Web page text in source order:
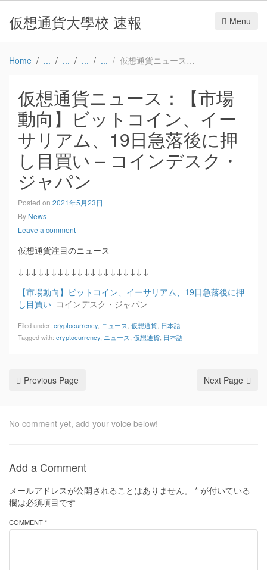
仮想通貨大學校 速報 Menu
Home 仮想通貨ニュース：【市場動向】ビットコイン、イーサリアム、19日急落後に押し目買い – コインデスク・ジャパン
仮想通貨ニュース：【市場
動向】ビットコイン、イー
サリアム、19日急落後に押
し目買い – コインデスク・
ジャパン
Posted on 2021年5月23日
By News
Leave a comment
仮想通貨注目のニュース
↓↓↓↓↓↓↓↓↓↓↓↓↓↓↓↓↓↓↓↓
【市場動向】ビットコイン、イーサリアム、19日急落後に押
し目買い コインデスク・ジャパン
Filed under: cryptocurrency ニュース 仮想通貨 日本語
Tagged with: cryptocurrency ニュース 仮想通貨 日本語
Previous Page Next Page
No comment yet, add your voice below!
Add a Comment
メールアドレスが公開されることはありません。 * が付いている
欄は必須項目です
COMMENT *